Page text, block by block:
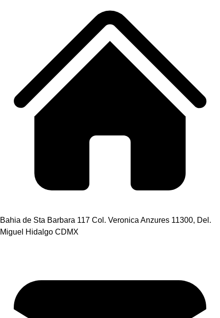
Bahia de Sta Barbara 117 Col. Veronica Anzures 11300, Del.
Miguel Hidalgo CDMX